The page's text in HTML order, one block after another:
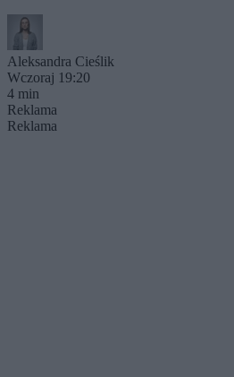
Aleksandra Cieślik
Wczoraj 19:20
4 min
Reklama
Reklama